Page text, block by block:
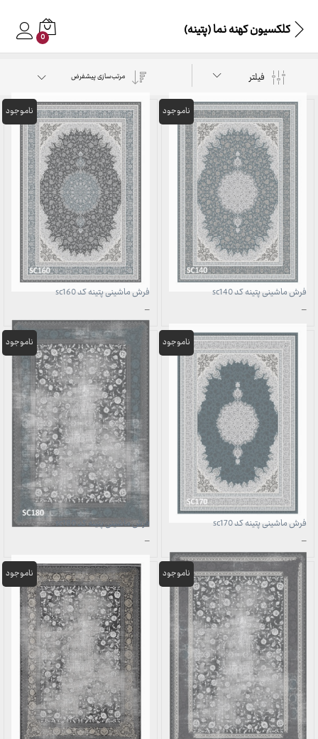
کلکسیون کهنه نما (پتینه) 0
فیلتر مرتب‌سازی پیشفرض
فرش ماشینی پتینه کد sc140
–محدوده
تا
29,999,000 تومان
فرش ماشینی پتینه کد sc160
–محدوده
قیمت:
3,899,000 تومان
29,999,000 تومان
فرش ماشینی پتینه کد sc170
–محدوده
قیمت:
3,899,000 تومان
تا
29,999,000 تومان
فرش ماشینی پتینه کد sc180
–محدوده
تا
29,999,000 تومان